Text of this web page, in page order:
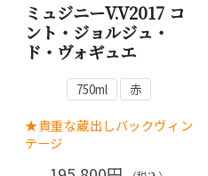
ミュジニーV.V2017 コ
ント・ジョルジュ・
ド・ヴォギュエ
750ml 赤
★貴重な蔵出しバックヴィン
テージ